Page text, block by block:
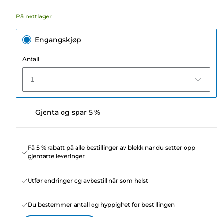
På nettlager
Engangskjøp
Antall
1
Gjenta og spar 5 %
Få 5 % rabatt på alle bestillinger av blekk når du setter opp
gjentatte leveringer
Utfør endringer og avbestill når som helst
Du bestemmer antall og hyppighet for bestillingen